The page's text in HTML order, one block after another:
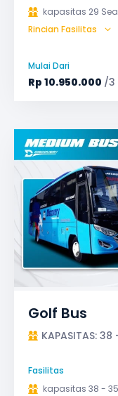
kapasitas 29
Bagasi
GPS
Safety Tools
Rincian Fasilitas
Mulai Dari
Rp 10.950.000 /3
Golf Bus
KAPASITAS:
Fasilitas
kapasitas 38 -